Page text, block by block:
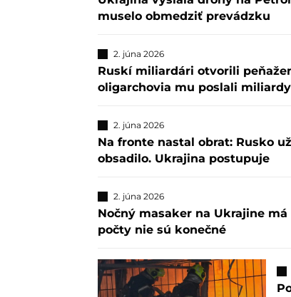
muselo obmedziť prevádzku
2. júna 2026
Ruskí miliardári otvorili
oligarchovia mu poslali
2. júna 2026
Na fronte nastal obrat: Rusko
obsadilo. Ukrajina postupuje
2. júna 2026
Nočný masaker na Ukrajine
počty nie sú konečné